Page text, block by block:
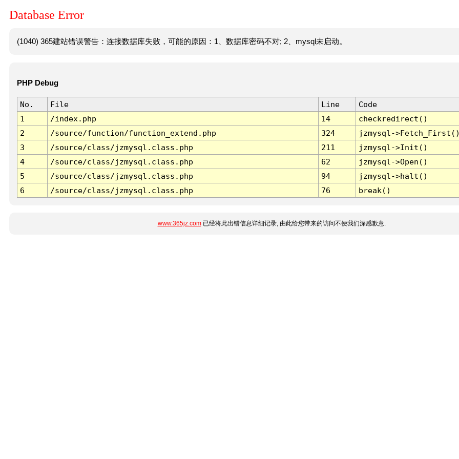
Database Error
(1040) 365建站错误警告：连接数据库失败，可能的原因：1、数据库密码不对; 2、mysql未启动。
PHP Debug
No. File Line
Code
1
/index.php 14
checkredirect()
2
/source/function/function_extend.php 324
jzmysql-
3
/source/class/jzmysql.class.php 211
jzmysql->Init()
4
/source/class/jzmysql.class.php 62
jzmysql->Open()
5
/source/class/jzmysql.class.php 94
jzmysql->halt()
6
/source/class/jzmysql.class.php 76 break()
www.365jz.com已经将此出错信息详细记录, 由此给您带来的访问不便我们深感歉意.